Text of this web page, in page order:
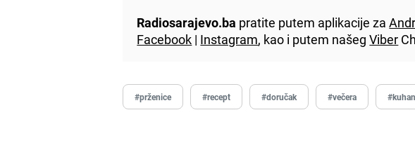
Radiosarajevo.ba pratite putem aplikacije za
Facebook | Instagram, kao i putem našegViber
#prženice #recept #doručak #večera